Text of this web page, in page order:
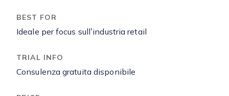
Ideale per focus sull’industria retail
Consulenza gratuita disponibile